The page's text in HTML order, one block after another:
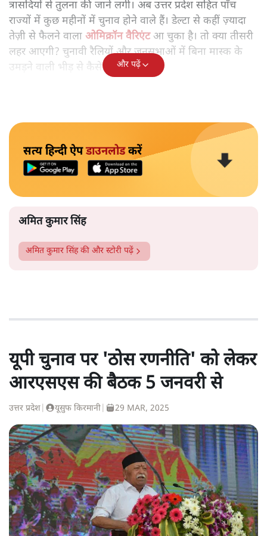
त्रासदियों से तुलना की जाने लगी। अब उत्तर प्रदेश सहित पाँच
राज्यों में कुछ महीनों में चुनाव होने वाले हैं। डेल्टा से कहीं ज़्यादा
तेज़ी से फैलने वाला ओमिक्रॉन वैरिएंटआ चुका है। तो क्या तीसरी
लहर आएगी? चुनावी रैलियों और जनसभाओं में बिना मास्क के
उमड़ने वाली भीड़ से कैसे हालात बनेंगे?
और पढ़ें
सत्य हिन्दी ऐपडाउनलोडकरें
अमित कुमार सिंह
अमित कुमार सिंहकी और स्टोरी पढ़ें
यूपी चुनाव पर 'ठोस रणनीति' को लेकर
आरएसएस की बैठक 5 जनवरी से
उत्तर प्रदेश यूसुफ किरमानी 29 MAR, 2025